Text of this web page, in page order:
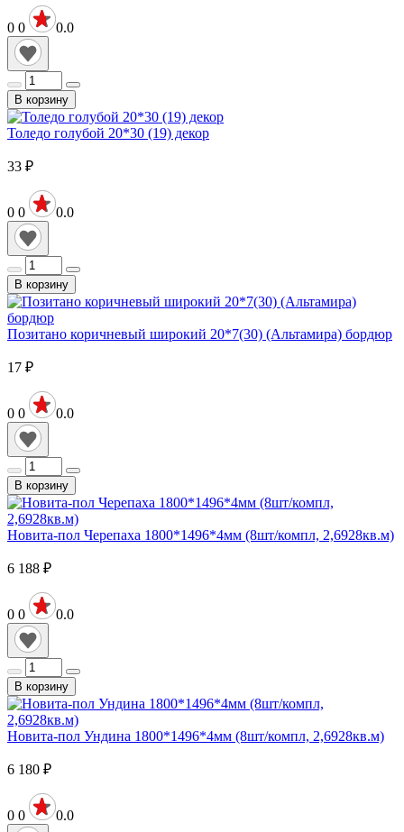
0 0 0.0
В корзину
Толедо голубой 20*30 (19) декор
33 ₽
0 0 0.0
В корзину
Позитано коричневый широкий 20*7(30) (Альтамира) бордюр
17 ₽
0 0 0.0
В корзину
Новита-пол Черепаха 1800*1496*4мм (8шт/компл, 2,6928кв.м)
6 188 ₽
0 0 0.0
В корзину
Новита-пол Ундина 1800*1496*4мм (8шт/компл, 2,6928кв.м)
6 180 ₽
0 0 0.0